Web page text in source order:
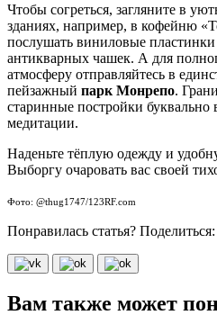
Чтобы согреться, загляните в
зданиях, например, в кофейню
послушать виниловые
антикварных чашек. А для
атмосферу отправляйтесь в
пейзажный парк Монрепо.
старинные постройки буквально
медитации.
Наденьте тёплую одежду и
Выборгу очаровать вас своей
Фото: @thug1747/123RF.com
Понравилась статья? Поделиться:
Вам также может